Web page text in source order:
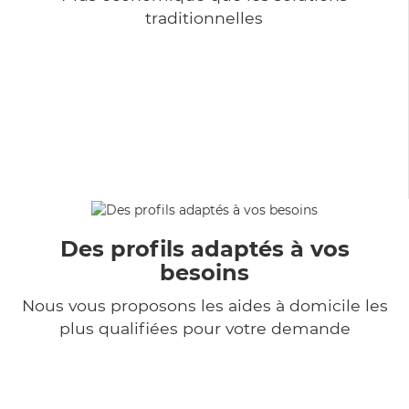
traditionnelles
Des profils adaptés à vos
besoins
Nous vous proposons les aides à domicile les
plus qualifiées pour votre demande